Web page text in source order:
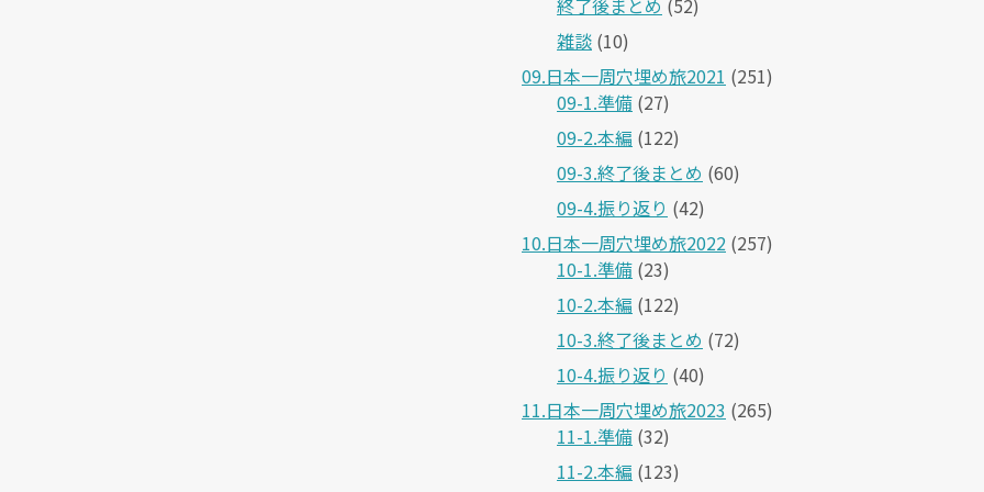
終了後まとめ (52)
雑談 (10)
09.日本一周穴埋め旅2021 (251)
09-1.準備 (27)
09-2.本編 (122)
09-3.終了後まとめ (60)
09-4.振り返り (42)
10.日本一周穴埋め旅2022 (257)
10-1.準備 (23)
10-2.本編 (122)
10-3.終了後まとめ (72)
10-4.振り返り (40)
11.日本一周穴埋め旅2023 (265)
11-1.準備 (32)
11-2.本編 (123)